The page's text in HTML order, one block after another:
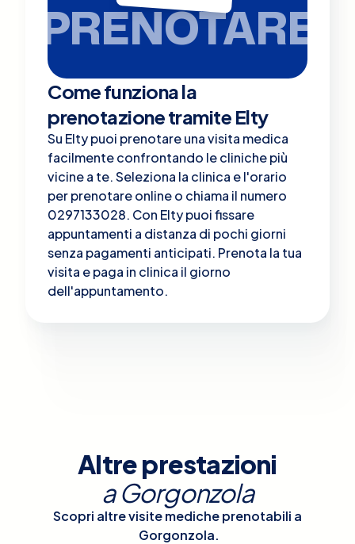
PRENOTARE
Come funziona la
prenotazione tramite Elty
Su Elty puoi prenotare una visita medica
facilmente confrontando le cliniche più
vicine a te. Seleziona la clinica e l'orario
per prenotare online o chiama il numero
0297133028. Con Elty puoi fissare
appuntamenti a distanza di pochi giorni
senza pagamenti anticipati. Prenota la tua
visita e paga in clinica il giorno
dell'appuntamento.
Altre prestazioni
aGorgonzola
Scopri altre visite mediche prenotabili a
Gorgonzola.